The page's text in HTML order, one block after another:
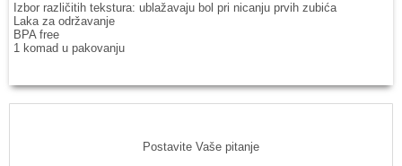
Izbor različitih tekstura: ublažavaju bol pri nicanju prvih zubića
Laka za održavanje
BPA free
1 komad u pakovanju
Postavite Vaše pitanje